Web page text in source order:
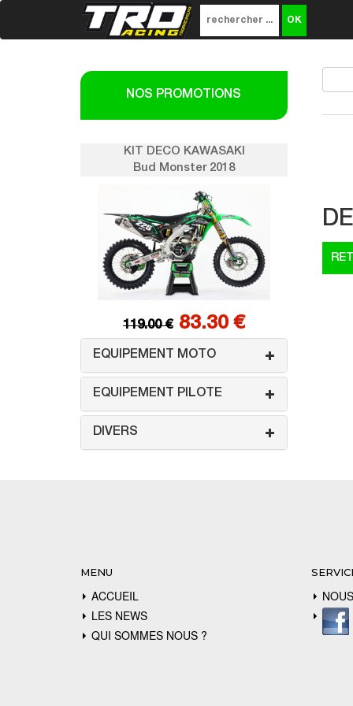
NOS PROMOTIONS
KIT DECO KAWASAKI
Bud Monster 2018
119.00 € 83.30 €
EQUIPEMENT MOTO
EQUIPEMENT PILOTE
DIVERS
MENU
ACCUEIL
LES NEWS
QUI SOMMES NOUS ?